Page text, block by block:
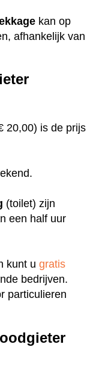
kan op
afhankelijk van
20,00) is de prijs
(toilet) zijn
een half uur
kunt u gratis
bedrijven.
particulieren